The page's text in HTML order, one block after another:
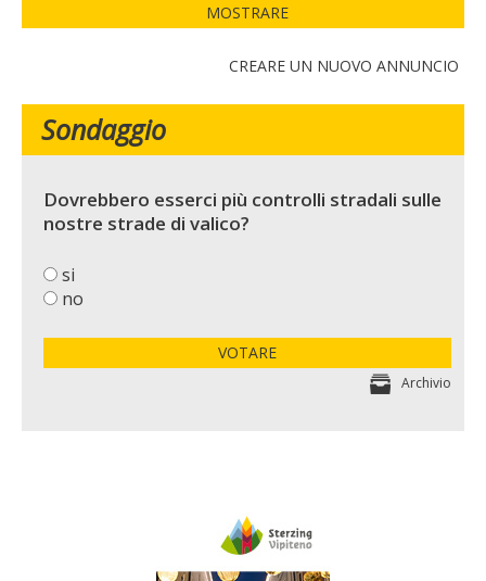
MOSTRARE
CREARE UN NUOVO ANNUNCIO
Sondaggio
Dovrebbero esserci più controlli stradali sulle
nostre strade di valico?
si
no
VOTARE
Archivio